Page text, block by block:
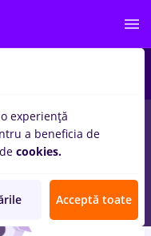
inStrainatate
experiență
a beneficia de
cookies.
Acceptă toate